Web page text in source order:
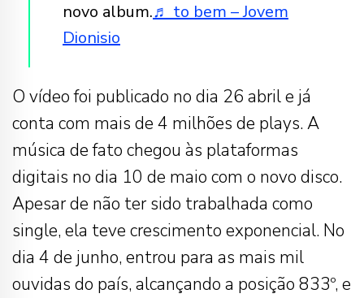
novo album.♬ to bem – Jovem
Dionisio
O vídeo foi publicado no dia 26 abril e já
conta com mais de 4 milhões de plays. A
música de fato chegou às plataformas
digitais no dia 10 de maio com o novo disco.
Apesar de não ter sido trabalhada como
single, ela teve crescimento exponencial. No
dia 4 de junho, entrou para as mais mil
ouvidas do país, alcançando a posição 833º, e